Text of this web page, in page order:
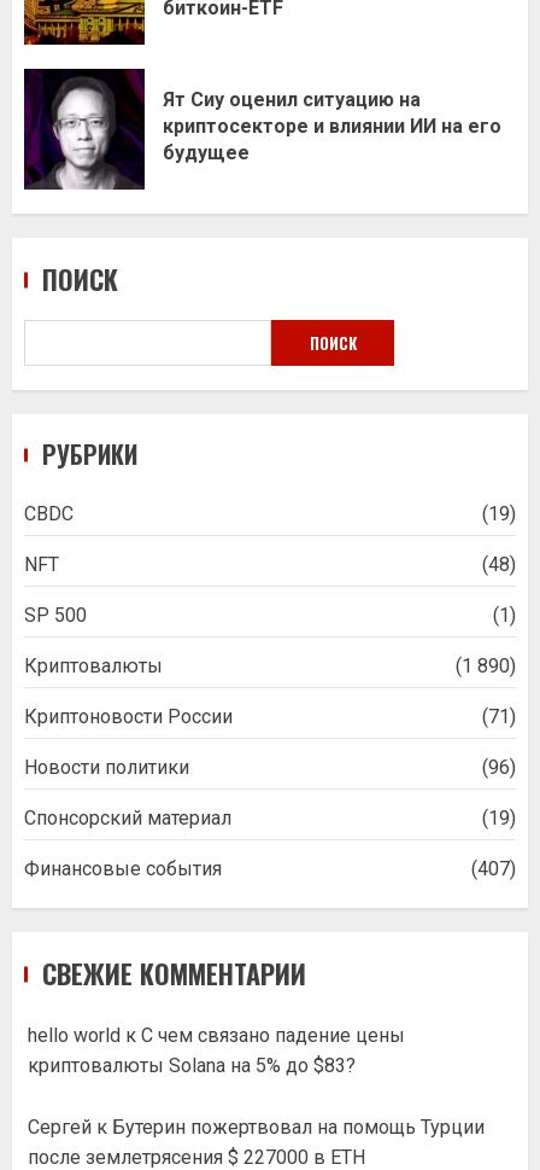
биткоин-ETF
Ят Сиу оценил ситуацию на
криптосекторе и влиянии ИИ на его
будущее
ПОИСК
ПОИСК
РУБРИКИ
CBDC (19)
NFT (48)
SP 500 (1)
Криптовалюты (1 890)
Криптоновости России (71)
Новости политики (96)
Спонсорский материал (19)
Финансовые события (407)
СВЕЖИЕ КОММЕНТАРИИ
hello world к С чем связано падение цены
криптовалюты Solana на 5% до $83?
Сергей к Бутерин пожертвовал на помощь Турции
после землетрясения $ 227000 в ETH